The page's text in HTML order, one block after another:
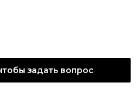
задать вопрос